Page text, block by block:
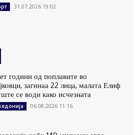
31.07.2026 19:02
години од поплавите во
загинаа 22 лица, малата Елиф
се води како исчезната
06.08.2026 11:16